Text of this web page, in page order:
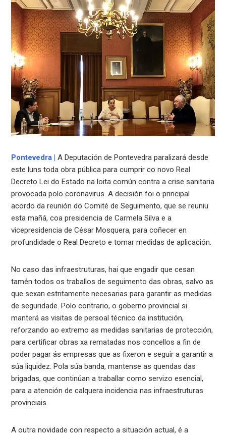
Pontevedra | A Deputación de Pontevedra paralizará desde
este luns toda obra pública para cumprir co novo Real
Decreto Lei do Estado na loita común contra a crise sanitaria
provocada polo coronavirus. A decisión foi o principal
acordo da reunión do Comité de Seguimento, que se reuniu
esta mañá, coa presidencia de Carmela Silva e a
vicepresidencia de César Mosquera, para coñecer en
profundidade o Real Decreto e tomar medidas de aplicación.
No caso das infraestruturas, hai que engadir que cesan
tamén todos os traballos de seguimento das obras, salvo as
que sexan estritamente necesarias para garantir as medidas
de seguridade. Polo contrario, o goberno provincial si
manterá as visitas de persoal técnico da institución,
reforzando ao extremo as medidas sanitarias de protección,
para certificar obras xa rematadas nos concellos a fin de
poder pagar ás empresas que as fixeron e seguir a garantir a
súa liquidez. Pola súa banda, mantense as quendas das
brigadas, que continúan a traballar como servizo esencial,
para a atención de calquera incidencia nas infraestruturas
provinciais.
A outra novidade con respecto a situación actual, é a